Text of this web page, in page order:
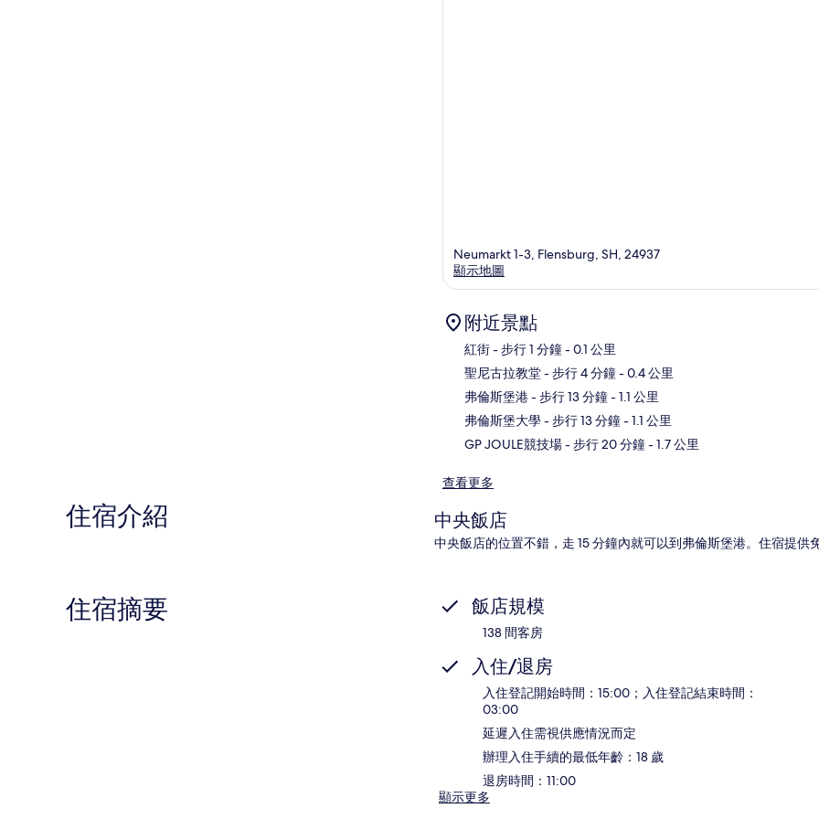
Neumarkt 1-3, Flensburg, SH, 24937
顯示地圖
附近景點
紅街- 步行 1 分鐘- 0.1 公里
聖尼古拉教堂- 步行 4 分鐘- 0.4 公里
弗倫斯堡港- 步行 13 分鐘- 1.1 公里
弗倫斯堡大學- 步行 13 分鐘- 1.1 公里
GP JOULE競技場- 步行 20 分鐘- 1.7 公里
查看更多
住宿介紹 中央飯店
中央飯店的位置不錯，走 15 分鐘內就可以到弗倫斯堡港。住宿提
住宿摘要 飯店規模
138 間客房
入住/退房
入住登記開始時間：15:00；入住登記結束時間：
03:00
延遲入住需視供應情況而定
辦理入住手續的最低年齡：18 歲
退房時間：11:00
顯示更多